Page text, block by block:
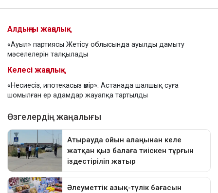
Алдыңғы жаңалық
«Ауыл» партиясы Жетісу облысында ауылды дамыту
мәселелерін талқылады
Келесі жаңалық
«Несиесіз, ипотекасыз өмір»: Астанада шалшық суға
шомылған ер адамдар жауапқа тартылды